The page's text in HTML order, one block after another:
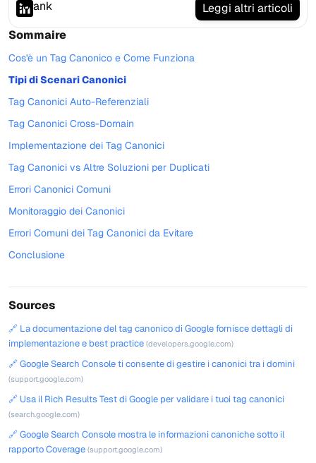
Leggi altri articoli
Sommaire
Cos'è un Tag Canonico e Come Funziona
Tipi di Scenari Canonici
Tag Canonici Auto-Referenziali
Tag Canonici Cross-Domain
Implementazione dei Tag Canonici
Tag Canonici vs Altre Soluzioni per Duplicati
Errori Canonici Comuni
Monitoraggio dei Canonici
Errori Comuni dei Tag Canonici da Evitare
Conclusione
Sources
🔗 La documentazione del tag canonico di Google fornisce dettagli di
implementazione e best practice (developers.google.com)
🔗 Google Search Console ti consente di gestire i canonici tra i domini
(support.google.com)
🔗 Usa il Rich Results Test di Google per validare i tuoi tag canonici
(search.google.com)
🔗 Google Search Console mostra le informazioni canoniche sotto il
rapporto Coverage (support.google.com)